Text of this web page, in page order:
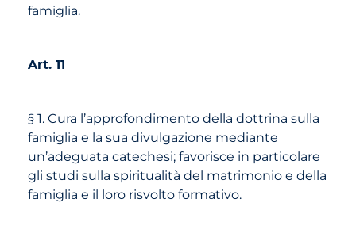
famiglia.
Art. 11
§ 1. Cura l’approfondimento della dottrina sulla
famiglia e la sua divulgazione mediante
un’adeguata catechesi; favorisce in particolare
gli studi sulla spiritualità del matrimonio e della
famiglia e il loro risvolto formativo.